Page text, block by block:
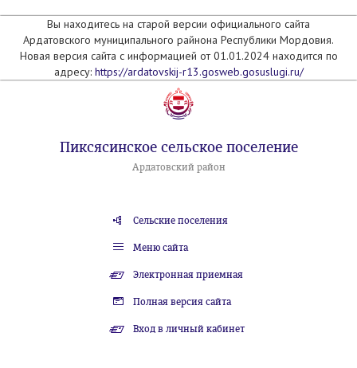
Вы находитесь на старой версии официального сайта
Ардатовского муниципального райнона Республики Мордовия.
Новая версия сайта с информацией от 01.01.2024 находится по
адресу: https://ardatovskij-r13.gosweb.gosuslugi.ru/
Пиксясинское сельское поселение
Ардатовский район
Сельские поселения
Меню сайта
Электронная приемная
Полная версия сайта
Вход в личный кабинет